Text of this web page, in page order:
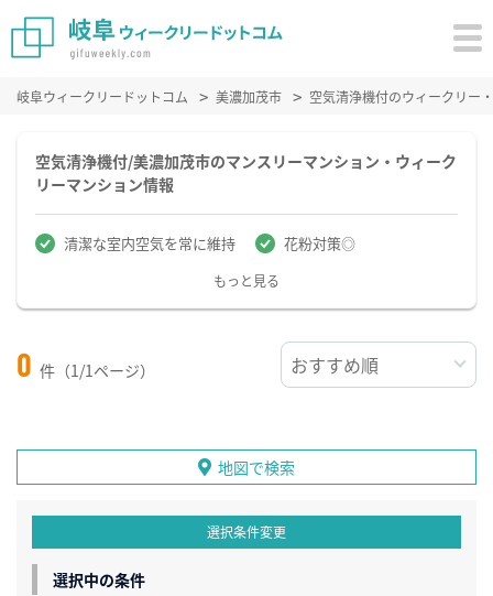
岐阜ウィークリードットコム 美濃加茂市 空気清浄機付のウィークリー
空気清浄機付/美濃加茂市のマンスリーマンション・ウィーク
リーマンション情報
清潔な室内空気を常に維持 花粉対策◎
もっと見る
0 件（1/1ページ）
地図で検索
選択条件変更
選択中の条件